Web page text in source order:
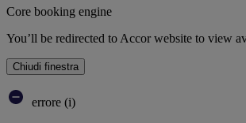
Core booking engine
You’ll be redirected to Accor website to view
Chiudi finestra
errore (i)